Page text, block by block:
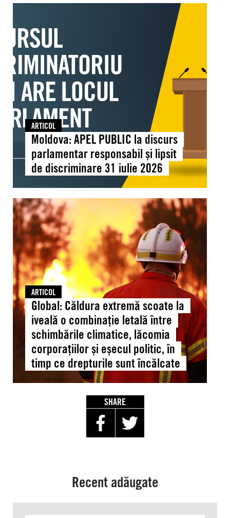
pentru
a
consolida
educația
pentru
drepturile
omului
PUBLIC
la
discurs
parlamentar
responsabil
lipsit
de
discriminare
iulie
2026
ARTICOL
Moldova: APEL PUBLIC la discurs
parlamentar responsabil și lipsit
de discriminare 31 iulie 2026
Global:
Căldura
extremă
scoate
la
iveală
o
combinație
letală
între
schimbările
climatice,
lăcomia
corporațiilor
ARTICOL
Global: Căldura extremă scoate la
iveală o combinație letală între
schimbările climatice, lăcomia
corporațiilor și eșecul politic, în
timp ce drepturile sunt încălcate
SHARE
Recent adăugate